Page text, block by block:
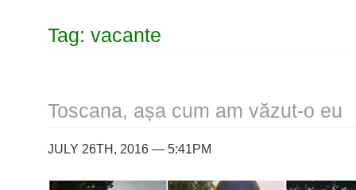
Tag: vacante
Toscana, așa cum am văzut-o eu
JULY 26TH, 2016 — 5:41PM